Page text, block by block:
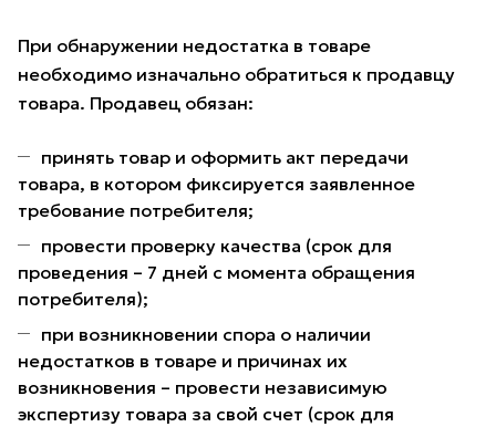
При обнаружении недостатка в товаре
необходимо изначально обратиться к продавцу
товара. Продавец обязан:
принять товар и оформить акт передачи
товара, в котором фиксируется заявленное
требование потребителя;
провести проверку качества (срок для
проведения – 7 дней с момента обращения
потребителя);
при возникновении спора о наличии
недостатков в товаре и причинах их
возникновения – провести независимую
экспертизу товара за свой счет (срок для